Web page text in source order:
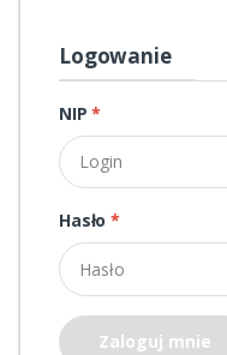
Logowanie
NIP*
Hasło*
Zaloguj mnie